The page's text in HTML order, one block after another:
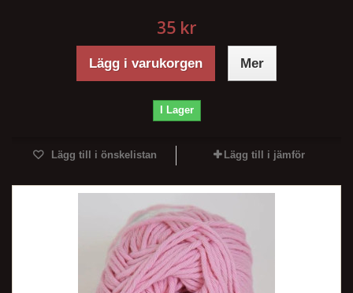
35 kr
Lägg i varukorgen Mer
I Lager
Lägg till i önskelistan Lägg till i jämför